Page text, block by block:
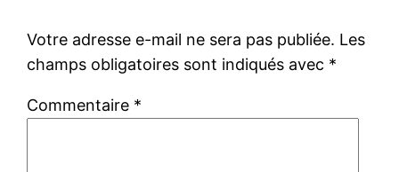
Votre adresse e-mail ne sera pas publiée. Les
champs obligatoires sont indiqués avec *
Commentaire *